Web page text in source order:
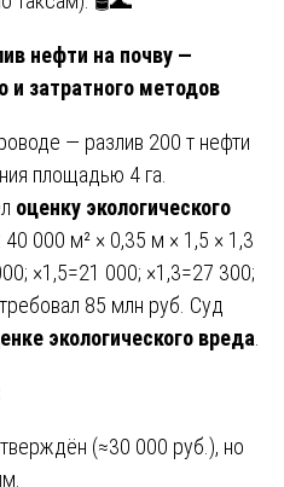
нефти на почву —
и затратного методов
— разлив 200 т нефти
площадью 4 га.
оценку экологического
000 м² × 0,35 м × 1,5 × 1,3
×1,5=21 000; ×1,3=27 300;
85 млн руб. Суд
экологического вреда
(≈30 000 руб.), но